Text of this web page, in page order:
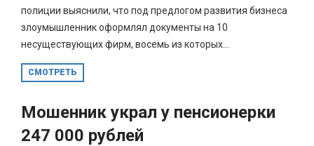
полиции выяснили, что под предлогом развития бизнеса
злоумышленник оформлял документы на 10
несуществующих фирм, восемь из которых...
СМОТРЕТЬ
Мошенник украл у пенсионерки
247 000 рублей